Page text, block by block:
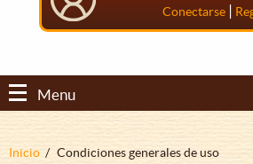
principal
Conectarse |
Menu
Sobrescribir
Inicio Condiciones generales de uso